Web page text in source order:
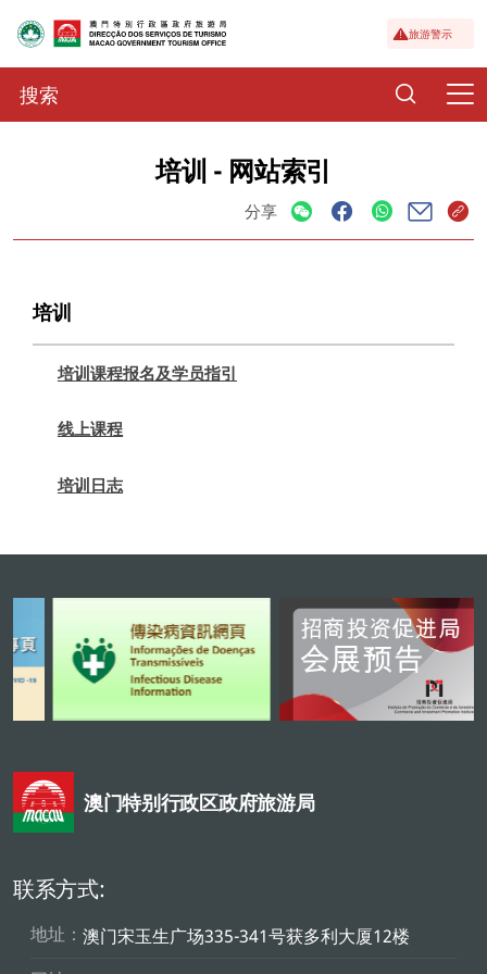
旅游警示
培训 - 网站索引
分享
培训
培训课程报名及学员指引
线上课程
培训日志
澳门特别行政区政府旅游局
联系方式:
地址： 澳门宋玉生广场335-341号获多利大厦12楼